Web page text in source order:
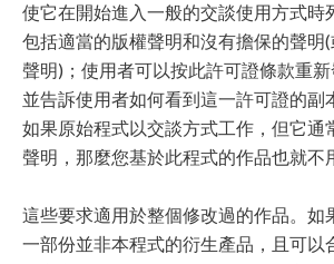
使它在開始進入一般的交談使用方式時
包括適當的版權聲明和沒有擔保的聲明
聲明)；使用者可以按此許可證條款重新
並告訴使用者如何看到這一許可證的副
如果原始程式以交談方式工作，但它通
聲明，那麼您基於此程式的作品也就不
這些要求適用於整個修改過的作品。如
一部份並非本程式的衍生產品，且可以